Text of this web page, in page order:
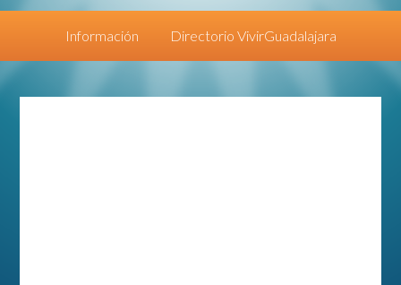
Información Directorio VivirGuadalajara